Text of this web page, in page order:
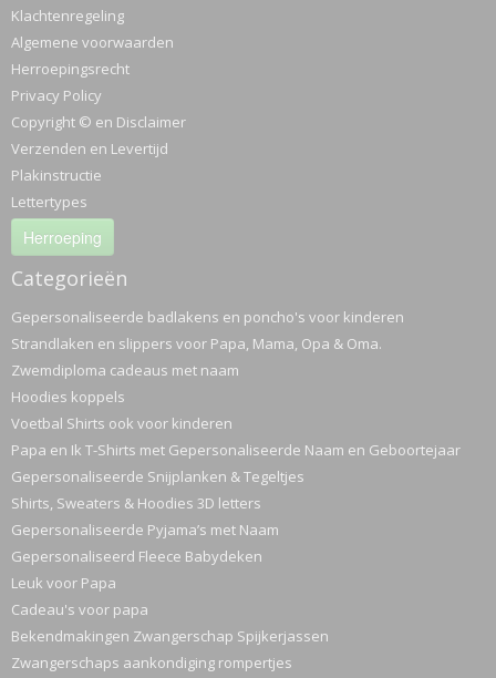
Klachtenregeling
Algemene voorwaarden
Herroepingsrecht
Privacy Policy
Copyright © en Disclaimer
Verzenden en Levertijd
Plakinstructie
Lettertypes
Herroeping
Categorieën
Gepersonaliseerde badlakens en poncho's voor kinderen
Strandlaken en slippers voor Papa, Mama, Opa & Oma.
Zwemdiploma cadeaus met naam
Hoodies koppels
Voetbal Shirts ook voor kinderen
Papa en Ik T-Shirts met Gepersonaliseerde Naam en Geboortejaar
Gepersonaliseerde Snijplanken & Tegeltjes
Shirts, Sweaters & Hoodies 3D letters
Gepersonaliseerde Pyjama’s met Naam
Gepersonaliseerd Fleece Babydeken
Leuk voor Papa
Cadeau's voor papa
Bekendmakingen Zwangerschap Spijkerjassen
Zwangerschaps aankondiging rompertjes